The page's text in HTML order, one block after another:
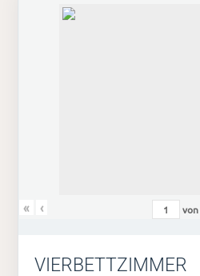
« ‹ von
VIERBETTZIMMER